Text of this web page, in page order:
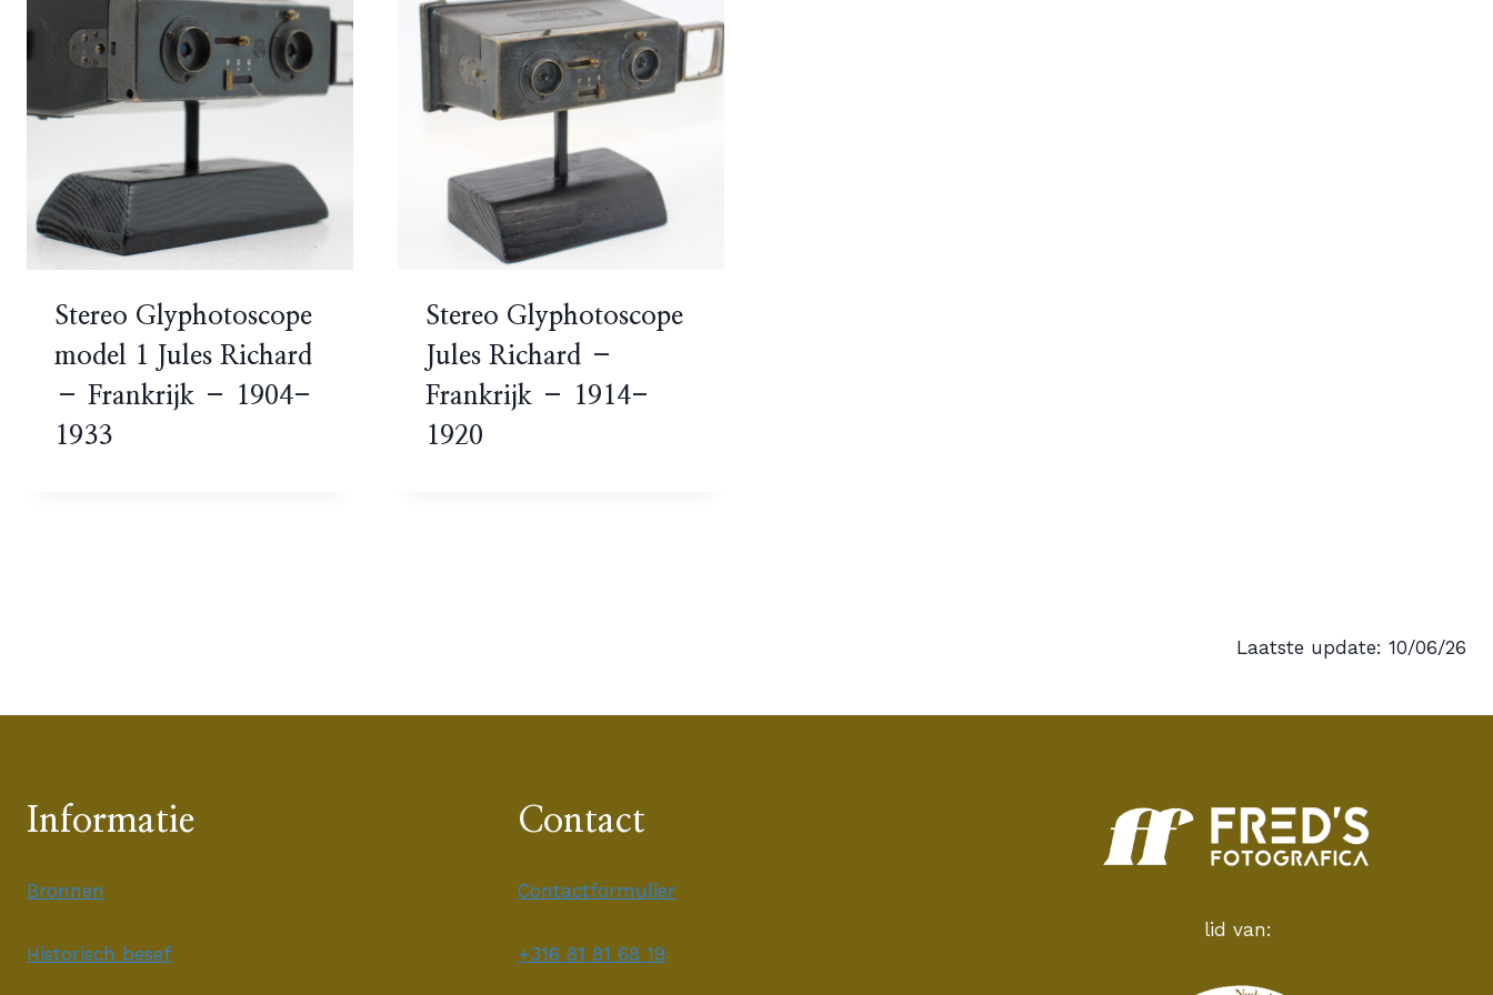
Stereo Glyphotoscope
model 1 Jules Richard
– Frankrijk – 1904-
1933
Stereo Glyphotoscope
Jules Richard –
Frankrijk – 1914-
1920
Laatste update: 10/06/26
Informatie
Bronnen
Historisch besef
Contact
Contactformulier
+316 81 81 68 19
lid van: